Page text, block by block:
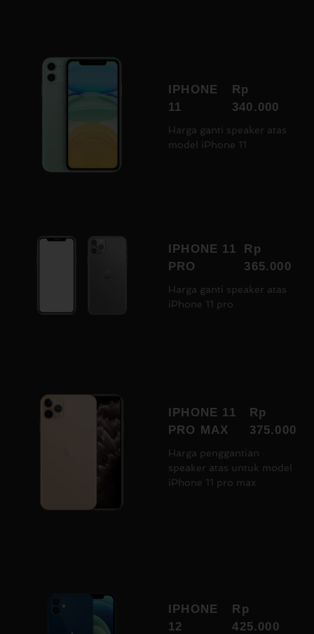
IPHONE
11
Rp
340.000
Harga ganti speaker atas
model iPhone 11
IPHONE 11
PRO
Rp
365.000
Harga ganti speaker atas
iPhone 11 pro
IPHONE 11
PRO MAX
Rp
375.000
Harga penggantian
speaker atas untuk model
iPhone 11 pro max
IPHONE
12
Rp
425.000